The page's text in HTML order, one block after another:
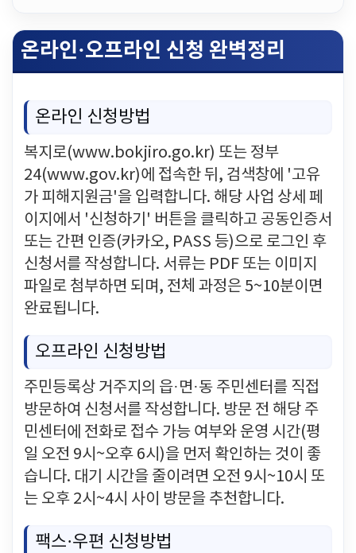
온라인·오프라인 신청 완벽정리
온라인 신청방법
복지로(www.bokjiro.go.kr) 또는 정부
24(www.gov.kr)에 접속한 뒤, 검색창에 '고유
가 피해지원금'을 입력합니다. 해당 사업 상세 페
이지에서 '신청하기' 버튼을 클릭하고 공동인증서
또는 간편 인증(카카오, PASS 등)으로 로그인 후
신청서를 작성합니다. 서류는 PDF 또는 이미지
파일로 첨부하면 되며, 전체 과정은 5~10분이면
완료됩니다.
오프라인 신청방법
주민등록상 거주지의 읍·면·동 주민센터를 직접
방문하여 신청서를 작성합니다. 방문 전 해당 주
민센터에 전화로 접수 가능 여부와 운영 시간(평
일 오전 9시~오후 6시)을 먼저 확인하는 것이 좋
습니다. 대기 시간을 줄이려면 오전 9시~10시 또
는 오후 2시~4시 사이 방문을 추천합니다.
팩스·우편 신청방법